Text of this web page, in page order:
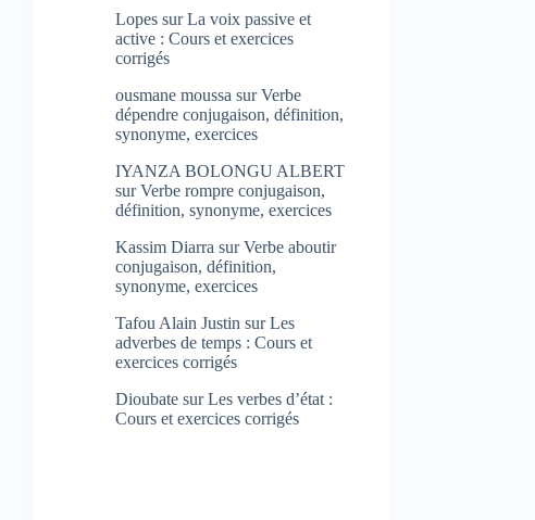
Lopes surLa voix passive et
active : Cours et exercices
corrigés
ousmane moussa surVerbe
dépendre conjugaison, définition,
synonyme, exercices
IYANZA BOLONGU ALBERT
surVerbe rompre conjugaison,
définition, synonyme, exercices
Kassim Diarra surVerbe aboutir
conjugaison, définition,
synonyme, exercices
Tafou Alain Justin surLes
adverbes de temps : Cours et
exercices corrigés
Dioubate surLes verbes d’état :
Cours et exercices corrigés